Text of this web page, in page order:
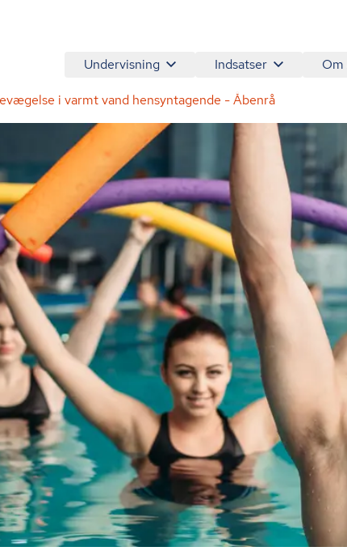
Undervisning Indsatser Om
i varmt vand hensyntagende - Åbenrå